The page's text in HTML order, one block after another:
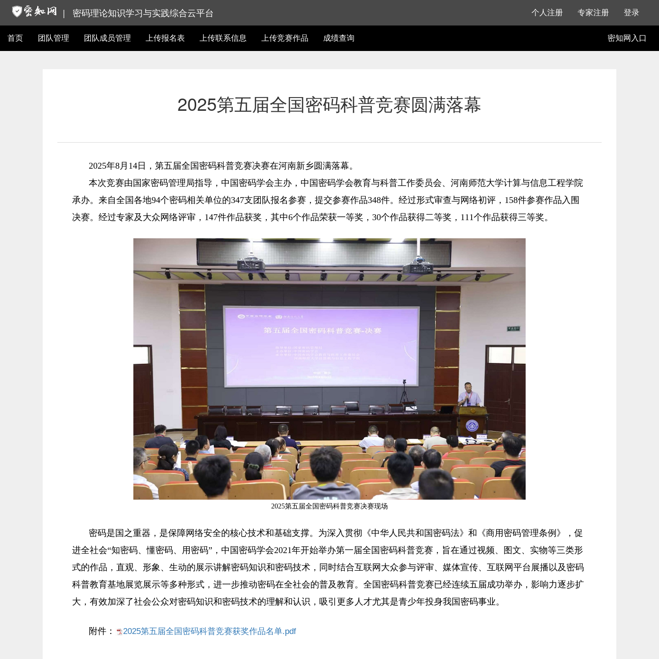
| 密码理论知识学习与实践综合云平台 个人注册 专家注册 登录
首页 团队管理 团队成员管理 上传报名表 上传联系信息 上传竞赛作品 成绩查询 密知网入口
2025第五届全国密码科普竞赛圆满落幕
2025年8月14日，第五届全国密码科普竞赛决赛在河南新乡圆满落幕。
本次竞赛由国家密码管理局指导，中国密码学会主办，中国密码学会教育与科普工作委员会、河南师范大学计算与信息工程学院
承办。来自全国各地94个密码相关单位的347支团队报名参赛，提交参赛作品348件。经过形式审查与网络初评，158件参赛作品入围
决赛。经过专家及大众网络评审，147件作品获奖，其中6个作品荣获一等奖，30个作品获得二等奖，111个作品获得三等奖。
2025第五届全国密码科普竞赛决赛现场
密码是国之重器，是保障网络安全的核心技术和基础支撑。为深入贯彻《中华人民共和国密码法》和《商用密码管理条例》，促
进全社会“知密码、懂密码、用密码”，中国密码学会2021年开始举办第一届全国密码科普竞赛，旨在通过视频、图文、实物等三类形
式的作品，直观、形象、生动的展示讲解密码知识和密码技术，同时结合互联网大众参与评审、媒体宣传、互联网平台展播以及密码
科普教育基地展览展示等多种形式，进一步推动密码在全社会的普及教育。全国密码科普竞赛已经连续五届成功举办，影响力逐步扩
大，有效加深了社会公众对密码知识和密码技术的理解和认识，吸引更多人才尤其是青少年投身我国密码事业。
附件： 2025第五届全国密码科普竞赛获奖作品名单.pdf